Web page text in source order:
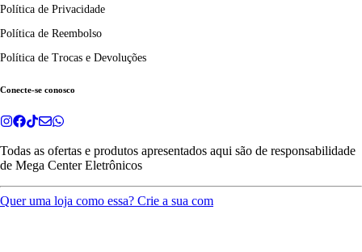
Política de Privacidade
Política de Reembolso
Política de Trocas e Devoluções
Conecte-se conosco
Todas as ofertas e produtos apresentados aqui são de responsabilidade
de Mega Center Eletrônicos
Quer uma loja como essa? Crie a sua com